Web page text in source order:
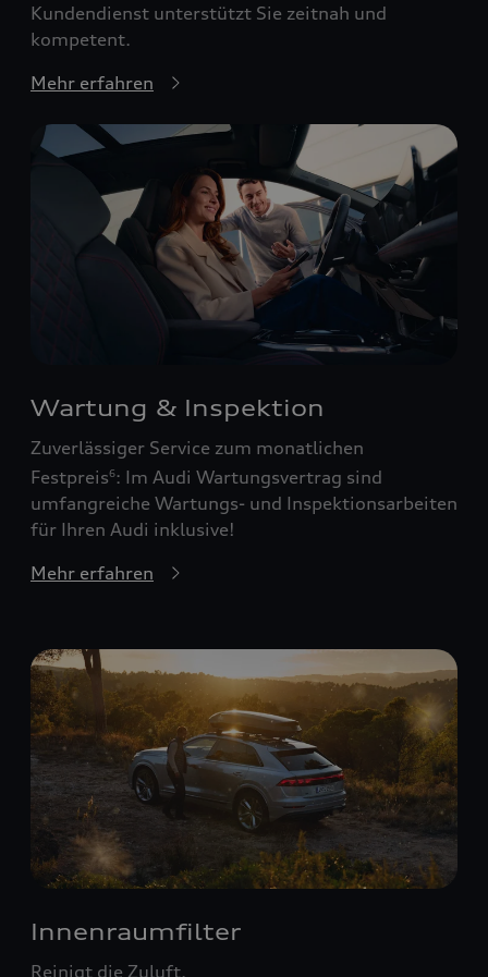
Kundendienst unterstützt Sie zeitnah und
kompetent.
Mehr erfahren
Wartung & Inspektion
Zuverlässiger Service zum monatlichen
Festpreis6: Im Audi Wartungsvertrag sind
umfangreiche Wartungs- und Inspektionsarbeiten
für Ihren Audi inklusive!
Mehr erfahren
Innenraumfilter
Reinigt die Zuluft.